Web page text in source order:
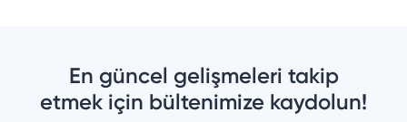
En güncel gelişmeleri takip
etmek için bültenimize kaydolun!